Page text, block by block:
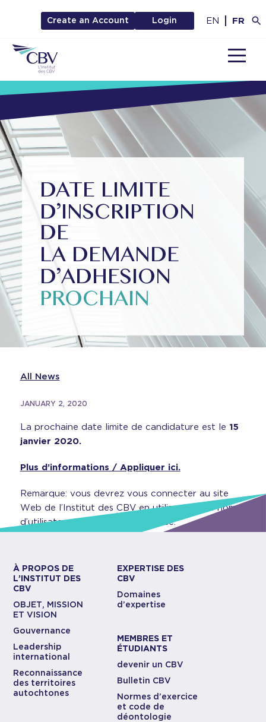
Create an Account Login EN FR
DATE LIMITE
D’INSCRIPTION
DE
LA DEMANDE
D’ADHESION
PROCHAIN
All News
JANUARY 2, 2020
La prochaine date limite de candidature est le 15
janvier 2020.
Plus d’informations / Appliquer ici.
Remarque: vous devrez vous connecter au site
Web de l’Institut des CBV en utilisant votre nom
d’utilisateur et votre mot de passe.
À PROPOS DE
L’INSTITUT DES
CBV
OBJET, MISSION
ET VISION
Gouvernance
Leadership
international
Reconnaissance
des territoires
autochtones
EXPERTISE DES
CBV
Domaines
d’expertise
MEMBRES ET
ÉTUDIANTS
devenir un CBV
Bulletin CBV
Normes d’exercice
et code de
déontologie